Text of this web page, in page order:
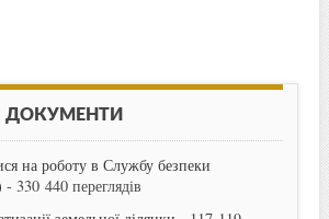
ДОКУМЕНТИ
на роботу в Службу безпеки
- 330 440 переглядів